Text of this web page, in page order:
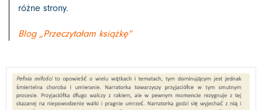
różne strony.
Blog „Przeczytałam książkę”